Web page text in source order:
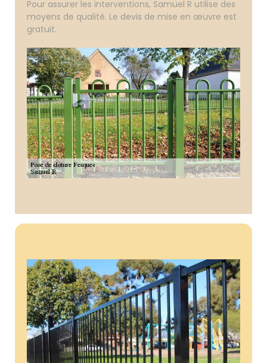
Pour assurer les interventions, Samuel R utilise des
moyens de qualité. Le devis de mise en œuvre est
gratuit.